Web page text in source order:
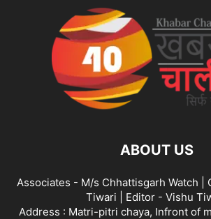
ABOUT US
Associates - M/s Chhattisgarh Watch |
Tiwari | Editor - Vishu
Address : Matri-pitri chaya, Infront of